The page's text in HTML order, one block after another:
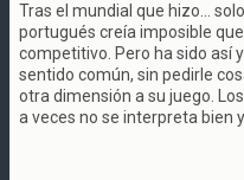
Tras el mundial que hizo...
portugués creía imposible
competitivo. Pero ha sido así
sentido común, sin pedirle
otra dimensión a su juego.
a veces no se interpreta bien